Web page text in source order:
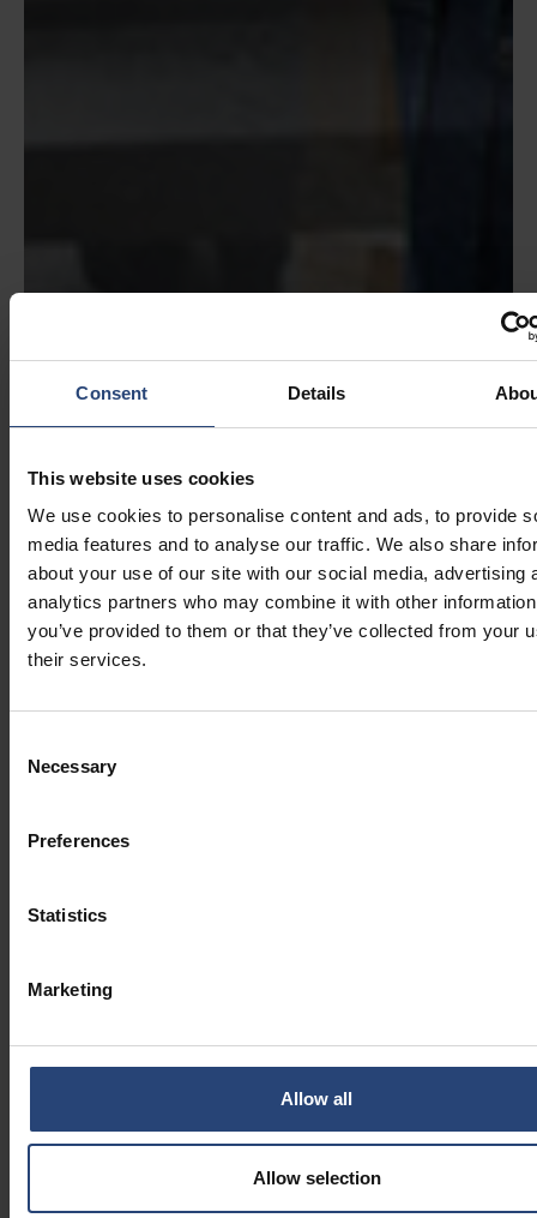
Consent Details
This website uses cookies
We use cookies to personalise content and ads, to provide
media features and to analyse our traffic. We also share
about your use of our site with our social media, advertising
analytics partners who may combine it with other
you’ve provided to them or that they’ve collected from your
their services.
Selection
Necessary
Preferences
Statistics
Marketing
Allow all
Allow selection